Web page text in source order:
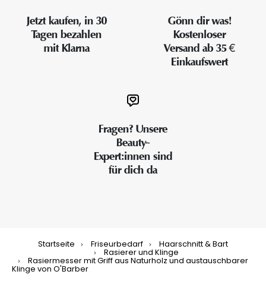
Jetzt kaufen, in 30
Tagen bezahlen
mit Klarna
Gönn dir was!
Kostenloser
Versand ab 35 €
Einkaufswert
Fragen? Unsere
Beauty-
Expert:innen sind
für dich da
Startseite Friseurbedarf Haarschnitt & Bart
Rasierer und Klinge
Rasiermesser mit Griff aus Naturholz und austauschbarer
Klinge von O'Barber